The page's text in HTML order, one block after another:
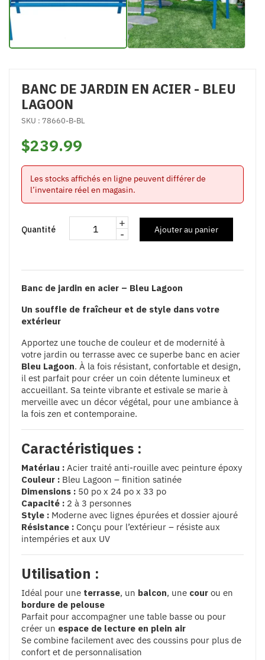
BANC DE JARDIN EN ACIER - BLEU
LAGOON
SKU : 78660-B-BL
$239.99
Les stocks affichés en ligne peuvent différer de
l’inventaire réel en magasin.
Quantité
+
-
Ajouter au panier
Banc de jardin en acier – Bleu Lagoon
Un souffle de fraîcheur et de style dans votre
extérieur
Apportez une touche de couleur et de modernité à
votre jardin ou terrasse avec ce superbe banc en acier
Bleu Lagoon. À la fois résistant, confortable et design,
il est parfait pour créer un coin détente lumineux et
accueillant. Sa teinte vibrante et estivale se marie à
merveille avec un décor végétal, pour une ambiance à
la fois zen et contemporaine.
Caractéristiques :
Matériau : Acier traité anti-rouille avec peinture époxy
Couleur : Bleu Lagoon – finition satinée
Dimensions : 50 po x 24 po x 33 po
Capacité : 2 à 3 personnes
Style : Moderne avec lignes épurées et dossier ajouré
Résistance : Conçu pour l’extérieur – résiste aux
intempéries et aux UV
Utilisation :
Idéal pour une terrasse, un balcon, une cour ou en
bordure de pelouse
Parfait pour accompagner une table basse ou pour
créer un espace de lecture en plein air
Se combine facilement avec des coussins pour plus de
confort et de personnalisation